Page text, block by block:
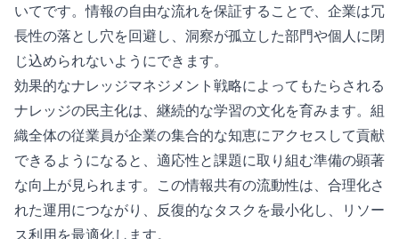
いてです。情報の自由な流れを保証することで、企業は冗
長性の落とし穴を回避し、洞察が孤立した部門や個人に閉
じ込められないようにできます。
効果的なナレッジマネジメント戦略によってもたらされる
ナレッジの民主化は、継続的な学習の文化を育みます。組
織全体の従業員が企業の集合的な知恵にアクセスして貢献
できるようになると、適応性と課題に取り組む準備の顕著
な向上が見られます。この情報共有の流動性は、合理化さ
れた運用につながり、反復的なタスクを最小化し、リソー
ス利用を最適化します。